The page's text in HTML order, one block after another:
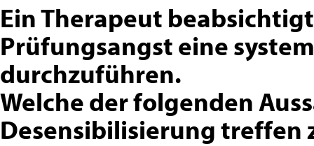
Ein Therapeut
Prüfungsangst eine
durchzuführen.
Welche der folgenden
Desensibilisierung treffen